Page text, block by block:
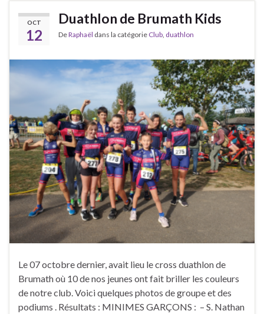
OCT
12
Duathlon de Brumath Kids
DeRaphaël dans la catégorie Club duathlon
Le 07 octobre dernier, avait lieu le cross duathlon de
Brumath où 10 de nos jeunes ont fait briller les couleurs
de notre club. Voici quelques photos de groupe et des
podiums . Résultats : MINIMES GARÇONS : – S. Nathan